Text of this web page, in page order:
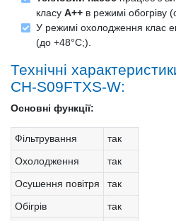
класу A++ в режимі обогріву
У режимі охолодження клас
(до +48°С;).
Технічні
CH-S09FTXS-W:
Основні функції:
Фільтрування
так
Охолодження
так
Осушення повітря
так
Обігрів
так